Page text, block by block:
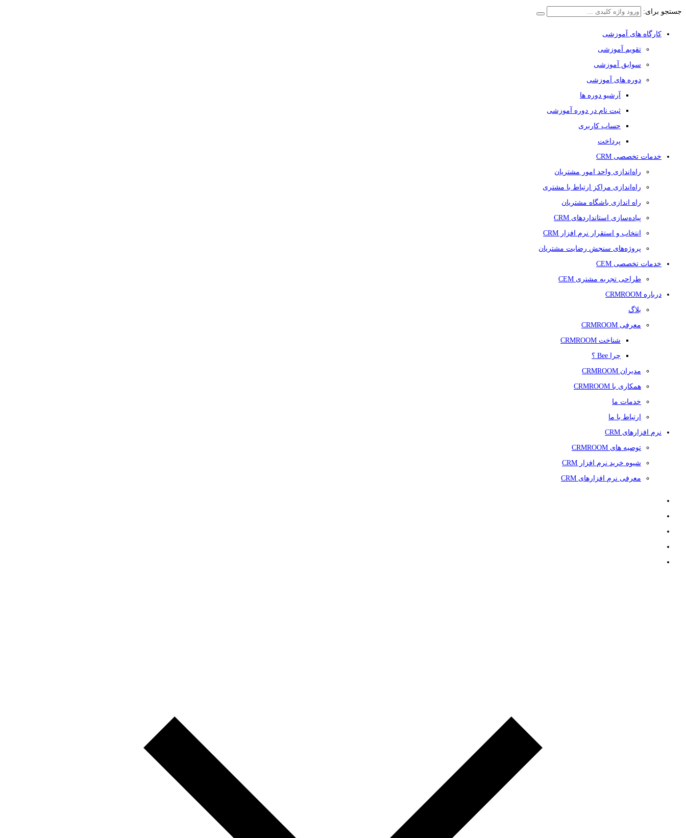
جستجو برای:
کارگاه های آموزشی
تقویم آموزشی
سوابق آموزشی
دوره های آموزشی
آرشیو دوره ها
ثبت نام در دوره آموزشی
حساب کاربری
پرداخت
خدمات تخصصی CRM
راه‌اندازی واحد امور مشتریان
راه‌اندازی مراکز ارتباط با مشتری
راه اندازی باشگاه مشتریان
پیاده‌سازی استانداردهای CRM
انتخاب و استقرار نرم افزار CRM
پروژه‌های سنجش رضایت مشتریان
خدمات تخصصی CEM
طراحی تجربه مشتری CEM
درباره CRMROOM
بلاگ
معرفی CRMROOM
شناخت CRMROOM
چرا Bee ؟
مدیران CRMROOM
همکاری با CRMROOM
خدمات ما
ارتباط با ما
نرم افزارهای CRM
توصیه های CRMROOM
شیوه خرید نرم افزار CRM
معرفی نرم افزارهای CRM